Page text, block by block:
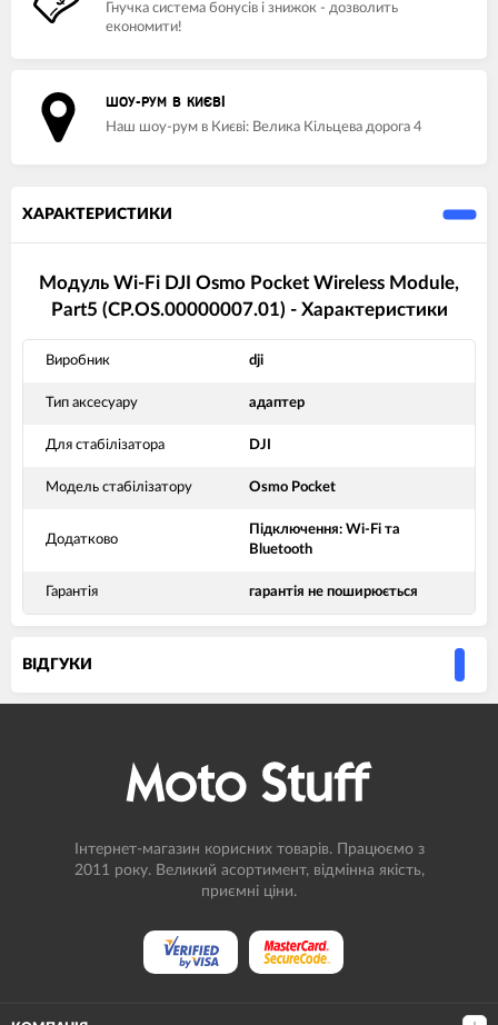
Гнучка система бонусів і знижок - дозволить
економити!
ШОУ-РУМ В КИЄВІ
Наш шоу-рум в Києві: Велика Кільцева дорога 4
ХАРАКТЕРИСТИКИ
Модуль Wi-Fi DJI Osmo Pocket Wireless Module,
Part5 (CP.OS.00000007.01) - Характеристики
Виробник dji
Тип аксесуару адаптер
Для стабілізатора DJI
Модель стабілізатору Osmo Pocket
Додатково
Підключення: Wi-Fi та
Bluetooth
Гарантія гарантія не поширюється
ВIДГУКИ
Інтернет-магазин корисних товарів. Працюємо з
2011 року. Великий асортимент, відмінна якість,
приємні ціни.